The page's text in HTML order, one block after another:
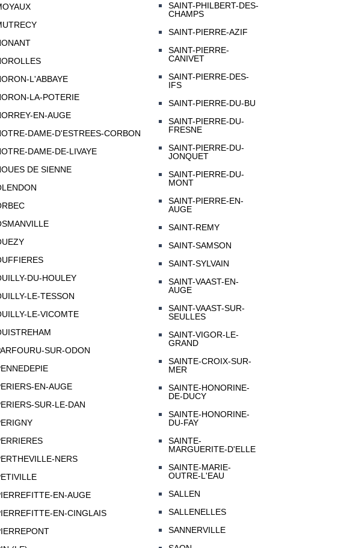
L'ABBAYE
LA-POTERIE
EN-AUGE
DAME-D'ESTREES-CORBON
DAME-DE-LIVAYE
DE SIENNE
DU-HOULEY
LE-TESSON
LE-VICOMTE
SUR-ODON
EN-AUGE
SUR-LE-DAN
NERS
EN-AUGE
EN-CINGLAIS
SAINT-PHILBERT-DES-
CHAMPS
SAINT-PIERRE-AZIF
SAINT-PIERRE-
CANIVET
SAINT-PIERRE-DES-
IFS
SAINT-PIERRE-DU-BU
SAINT-PIERRE-DU-
FRESNE
SAINT-PIERRE-DU-
JONQUET
SAINT-PIERRE-DU-
MONT
SAINT-PIERRE-EN-
AUGE
SAINT-REMY
SAINT-SAMSON
SAINT-SYLVAIN
SAINT-VAAST-EN-
AUGE
SAINT-VAAST-SUR-
SEULLES
SAINT-VIGOR-LE-
GRAND
SAINTE-CROIX-SUR-
MER
SAINTE-HONORINE-
DE-DUCY
SAINTE-HONORINE-
DU-FAY
SAINTE-
MARGUERITE-D'ELLE
SAINTE-MARIE-
OUTRE-L'EAU
SALLEN
SALLENELLES
SANNERVILLE